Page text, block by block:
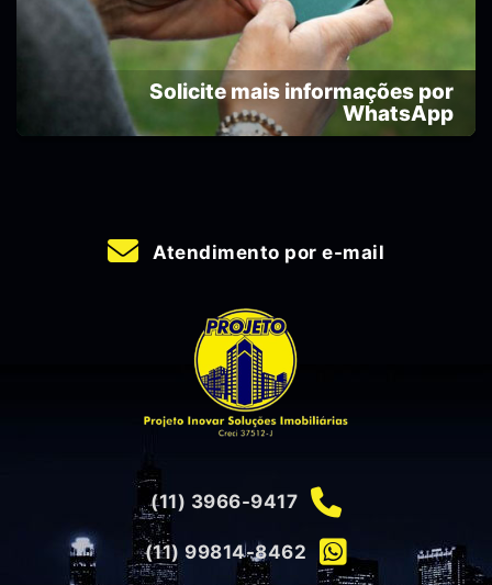
Solicite mais informações por
WhatsApp
Atendimento por e-mail
(11) 3966-9417
(11) 99814-8462